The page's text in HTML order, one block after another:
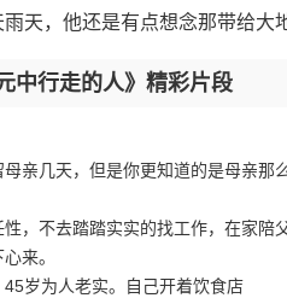
天，他还是有点想念那带给大
中行走的人》精彩片段
亲几天，但是你更知道的是母亲
，不去踏踏实实的找工作，在家
来。
岁为人老实。自己开着饮食店